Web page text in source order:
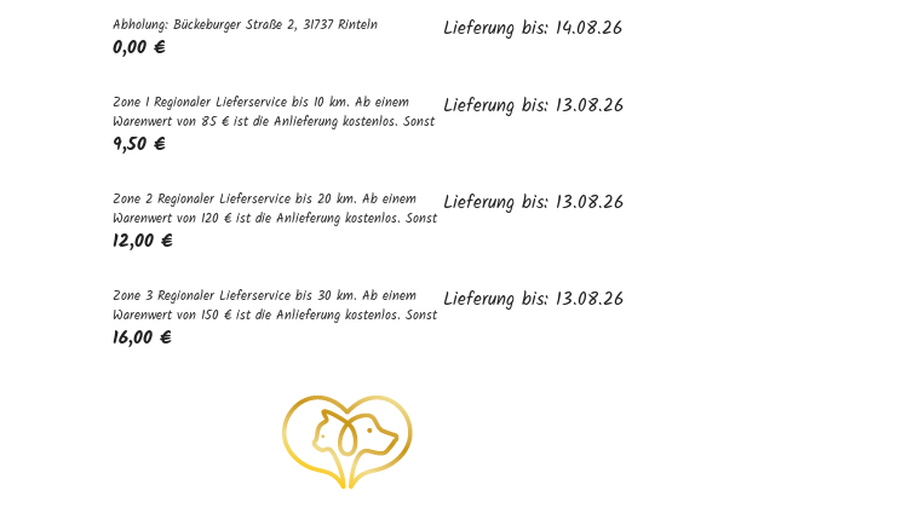
Abholung: Bückeburger Straße 2, 31737 Rinteln
0,00 €
Lieferung bis: 14.08.26
Zone 1 Regionaler Lieferservice bis 10 km. Ab einem
Warenwert von 85 € ist die Anlieferung kostenlos. Sonst
9,50 €
Lieferung bis: 13.08.26
Zone 2 Regionaler Lieferservice bis 20 km. Ab einem
Warenwert von 120 € ist die Anlieferung kostenlos. Sonst
12,00 €
Lieferung bis: 13.08.26
Zone 3 Regionaler Lieferservice bis 30 km. Ab einem
Warenwert von 150 € ist die Anlieferung kostenlos. Sonst
16,00 €
Lieferung bis: 13.08.26